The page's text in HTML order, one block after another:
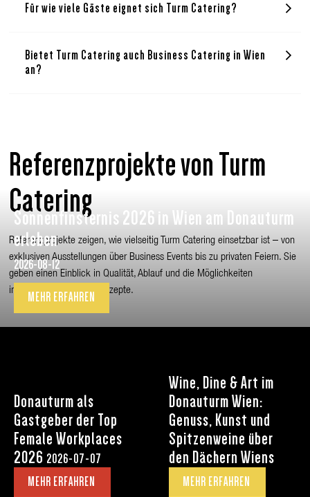
Für wie viele Gäste eignet sich Turm Catering?
Bietet Turm Catering auch Business Catering in Wien
an?
Referenzprojekte von Turm
Catering
Referenzprojekte zeigen, wie vielseitig Turm Catering einsetzbar ist – von
exklusiven Ausstellungen über Business Events bis zu privaten Feiern. Sie
geben einen Einblick in Qualität, Ablauf und die Möglichkeiten
individueller Catering-Konzepte.
Sonnenfinsternis 2026 in Wien am Donauturm
erleben
2026-08-12
MEHR ERFAHREN
Donauturm als
Gastgeber der Top
Female Workplaces
2026 2026-07-07
MEHR ERFAHREN
Wine, Dine & Art im
Donauturm Wien:
Genuss, Kunst und
Spitzenweine über
den Dächern Wiens
MEHR ERFAHREN